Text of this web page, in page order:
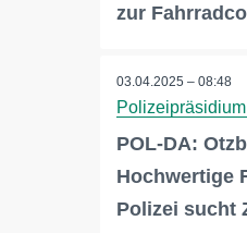
zur
03.04.2025 – 08:48
POL-DA:
Hochwertige
Polizei sucht